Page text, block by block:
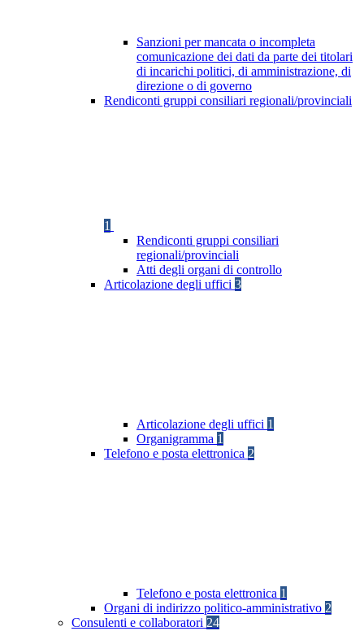
Sanzioni per mancata o incompleta
comunicazione dei dati da parte dei titolari
di incarichi politici, di amministrazione, di
direzione o di governo
Rendiconti gruppi consiliari regionali/provinciali
1
Rendiconti gruppi consiliari
regionali/provinciali
Atti degli organi di controllo
Articolazione degli uffici 3
Articolazione degli uffici 1
Organigramma 1
Telefono e posta elettronica 2
Telefono e posta elettronica 1
Organi di indirizzo politico-amministrativo 2
Consulenti e collaboratori 24